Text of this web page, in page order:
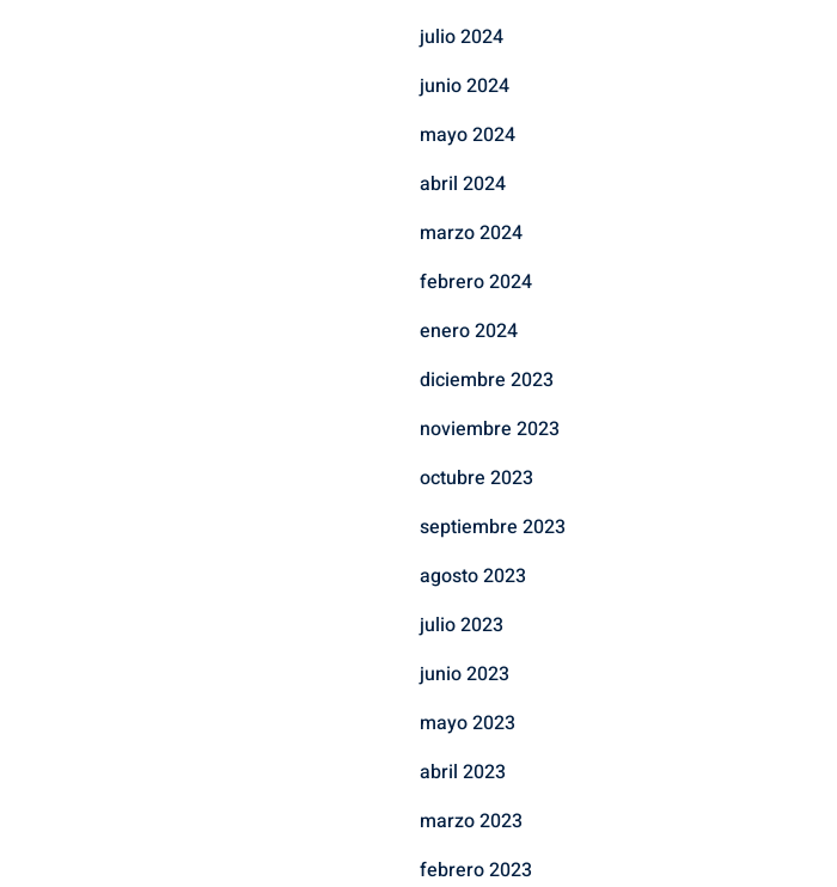
julio 2024
junio 2024
mayo 2024
abril 2024
marzo 2024
febrero 2024
enero 2024
diciembre 2023
noviembre 2023
octubre 2023
septiembre 2023
agosto 2023
julio 2023
junio 2023
mayo 2023
abril 2023
marzo 2023
febrero 2023